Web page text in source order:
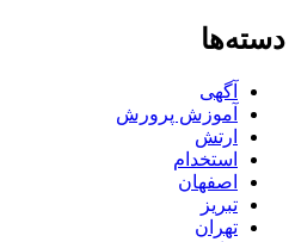
دسته‌ها
آگهی
آموزش پرورش
ارتش
استخدام
اصفهان
تبریز
تهران